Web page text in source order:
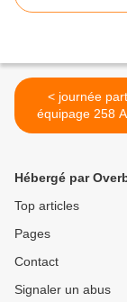
< journée partenaire
équipage 258
Morgane rallye
Hébergé par
Top articles
Pages
Contact
Signaler un abus